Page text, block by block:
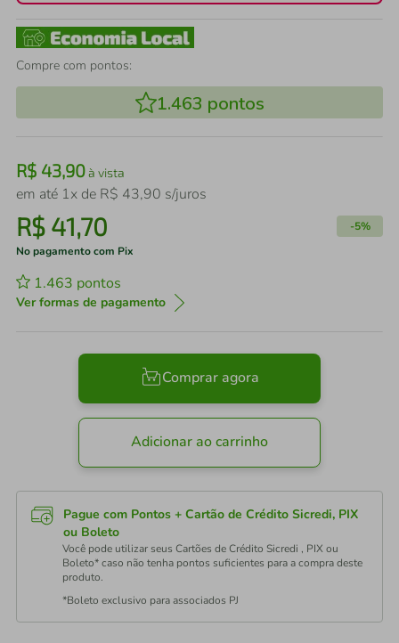
Compre com pontos:
1.463 pontos
R$ 43,90à vista
em até 1x de R$ 43,90 s/juros
R$ 41,70 -5%
No pagamento com Pix
1.463 pontos
Ver formas de pagamento
Comprar agora
Adicionar ao carrinho
Pague com Pontos + Cartão de Crédito Sicredi, PIX
ou Boleto
Você pode utilizar seus Cartões de Crédito Sicredi , PIX ou
Boleto* caso não tenha pontos suficientes para a compra deste
produto.
*Boleto exclusivo para associados PJ